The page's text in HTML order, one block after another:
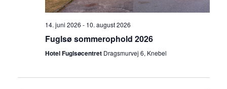
g
i
14. juni 2026 - 10. august 2026
Fuglsø sommerophold 2026
Hotel Fuglsøcentret Dragsmurvej 6, Knebel